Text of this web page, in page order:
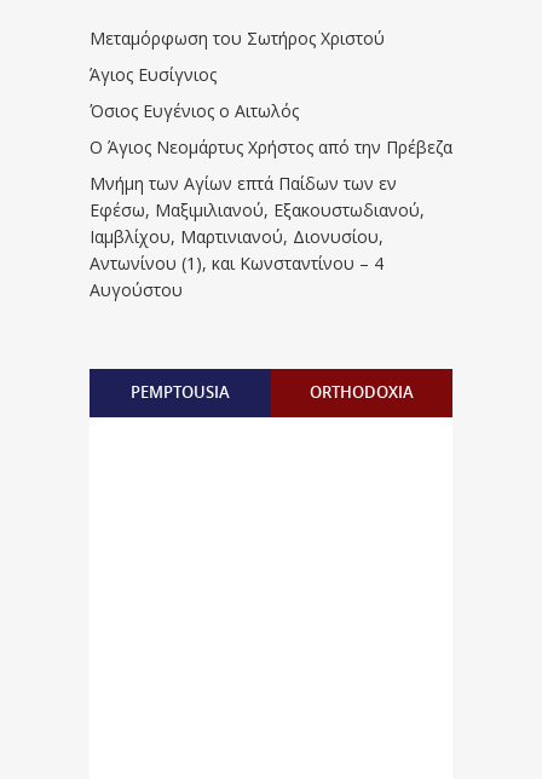
Μεταμόρφωση του Σωτήρος Χριστού
Άγιος Ευσίγνιος
Όσιος Ευγένιος ο Αιτωλός
Ο Άγιος Νεομάρτυς Χρήστος από την Πρέβεζα
Μνήμη των Aγίων επτά Παίδων των εν
Eφέσω, Mαξιμιλιανού, Eξακουστωδιανού,
Iαμβλίχου, Mαρτινιανού, Διονυσίου,
Aντωνίνου (1), και Kωνσταντίνου – 4
Αυγούστου
PEMPTOUSIA ORTHODOXIA